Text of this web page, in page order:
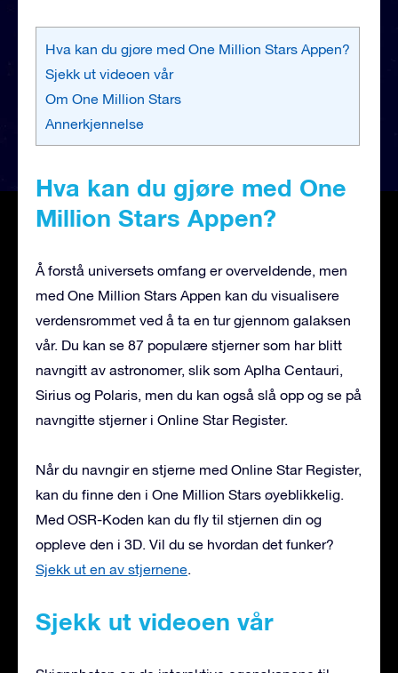
Hva kan du gjøre med One Million Stars Appen?
Sjekk ut videoen vår
Om One Million Stars
Annerkjennelse
Hva kan du gjøre med One
Million Stars Appen?
Å forstå universets omfang er overveldende, men
med One Million Stars Appen kan du visualisere
verdensrommet ved å ta en tur gjennom galaksen
vår. Du kan se 87 populære stjerner som har blitt
navngitt av astronomer, slik som Aplha Centauri,
Sirius og Polaris, men du kan også slå opp og se på
navngitte stjerner i Online Star Register.
Når du navngir en stjerne med Online Star Register,
kan du finne den i One Million Stars øyeblikkelig.
Med OSR-Koden kan du fly til stjernen din og
oppleve den i 3D. Vil du se hvordan det funker?
Sjekk ut en av stjernene.
Sjekk ut videoen vår